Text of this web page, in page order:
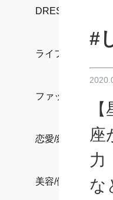
DRESS部活
ライフスタイル
ファッション
恋愛/結婚/離婚
美容/健康
#
座
力
な